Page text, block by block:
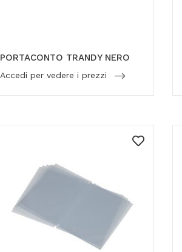
PORTACONTO TRANDY NERO
Accedi per vedere i prezzi